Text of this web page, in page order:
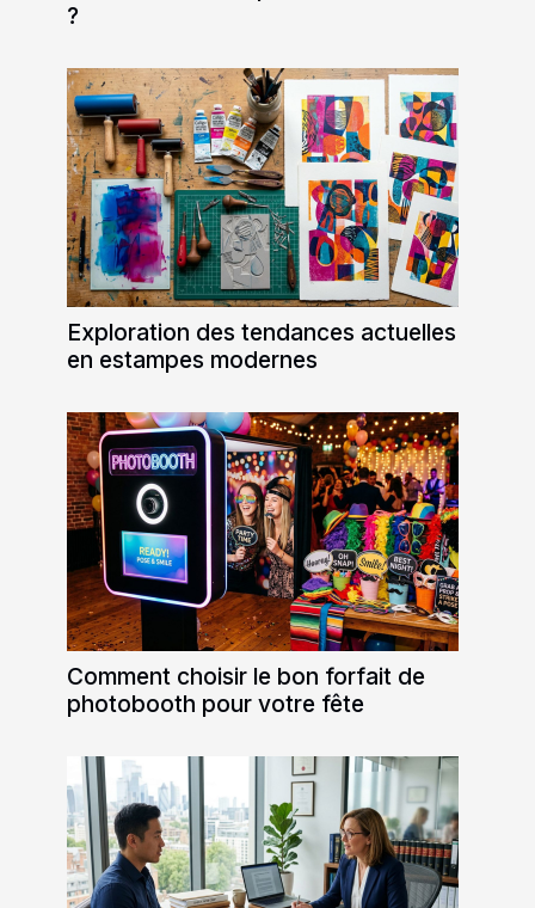
?
Exploration des tendances actuelles
en estampes modernes
Comment choisir le bon forfait de
photobooth pour votre fête